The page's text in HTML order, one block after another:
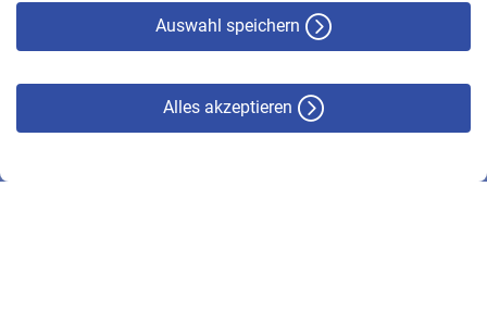
Auswahl speichern
Alles akzeptieren
© VBL 2026